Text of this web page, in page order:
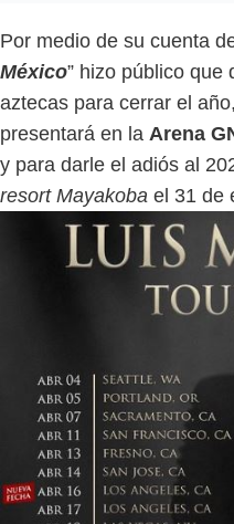
Por medio de su cuenta
México” hizo público que
aztecas para cerrar el
presentará en la Arena
y para darle el adiós al
resort Mayakoba el 31 de